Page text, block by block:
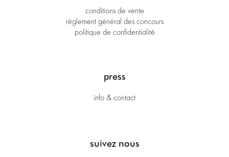
conditions de vente
règlement général des concours
politique de confidentialité
press
info & contact
suivez nous